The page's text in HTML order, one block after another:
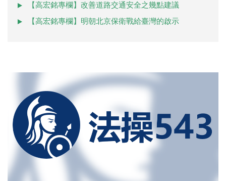
【高宏銘專欄】改善道路交通安全之幾點建議
【高宏銘專欄】明朝北京保衛戰給臺灣的啟示